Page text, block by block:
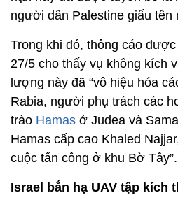
người dân Palestine giấu tên
Trong khi đó, thông cáo
27/5 cho thấy vụ không kích
lượng này đã “vô hiệu hóa
Rabia, người phụ trách các
trào Hamas ở Judea và
Hamas cấp cao Khaled
cuộc tấn công ở khu Bờ Tây”.
Israel bắn hạ UAV tập kích